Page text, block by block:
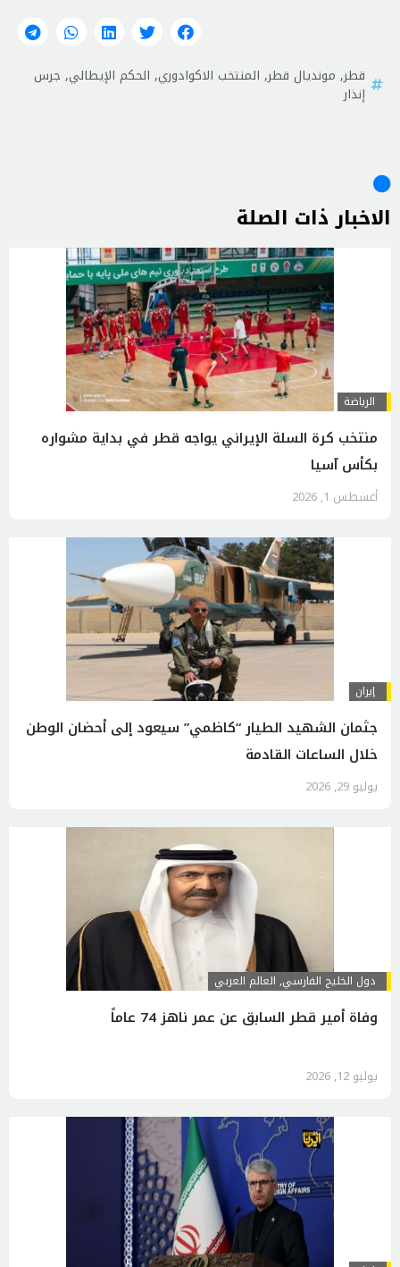
قطر, مونديال قطر, المنتخب الاكوادوري, الحكم الإيطالي, جرس
إنذار
الاخبار ذات الصلة
الرياضة
منتخب كرة السلة الإيراني يواجه قطر في بداية مشواره
بكأس آسيا
أغسطس 1, 2026
إيران
جثمان الشهيد الطيار “كاظمي” سيعود إلى أحضان الوطن
خلال الساعات القادمة
يوليو 29, 2026
دول الخليج الفارسي, العالم العربي
وفاة أمير قطر السابق عن عمر ناهز 74 عاماً
يوليو 12, 2026